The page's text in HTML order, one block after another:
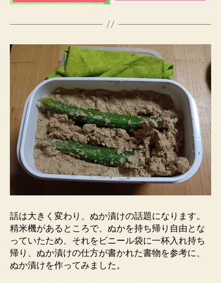
話は大きく変わり、ぬか漬けの話題になります。
精米機があるところで、ぬかを持ち帰り自由とな
っていたため、それをビニール袋に一杯入れ持ち
帰り、ぬか漬けの仕方が書かれた書物を参考に、
ぬか漬けを作ってみました。